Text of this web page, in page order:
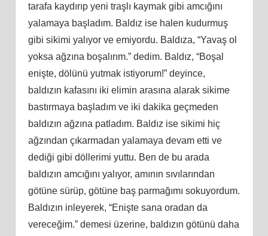
tarafa kaydırıp yeni traşlı kaymak gibi amcığını
yalamaya başladım. Baldız ise halen kudurmuş
gibi sikimi yalıyor ve emiyordu. Baldıza, “Yavaş ol
yoksa ağzına boşalırım.” dedim. Baldız, “Boşal
enişte, dölünü yutmak istiyorum!” deyince,
baldızın kafasını iki elimin arasına alarak sikime
bastırmaya başladım ve iki dakika geçmeden
baldızın ağzına patladım. Baldız ise sikimi hiç
ağzından çıkarmadan yalamaya devam etti ve
dediği gibi döllerimi yuttu. Ben de bu arada
baldızın amcığını yalıyor, amının sıvılarından
götüne sürüp, götüne baş parmağımı sokuyordum.
Baldızın inleyerek, “Enişte sana oradan da
vereceğim.” demesi üzerine, baldızın götünü daha